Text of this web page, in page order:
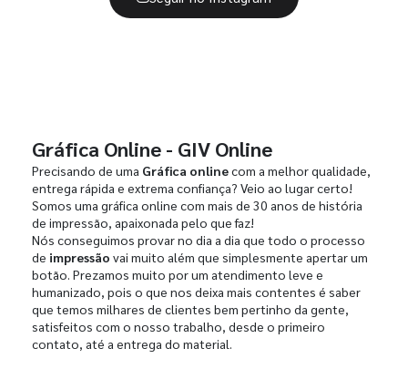
Gráfica Online - GIV Online
Precisando de uma Gráfica onlinecom a melhor qualidade,
entrega rápida e extrema confiança? Veio ao lugar certo!
Somos uma gráfica online com mais de 30 anos de história
de impressão, apaixonada pelo que faz!
Nós conseguimos provar no dia a dia que todo o processo
de impressão vai muito além que simplesmente apertar um
botão. Prezamos muito por um atendimento leve e
humanizado, pois o que nos deixa mais contentes é saber
que temos milhares de clientes bem pertinho da gente,
satisfeitos com o nosso trabalho, desde o primeiro
contato, até a entrega do material.